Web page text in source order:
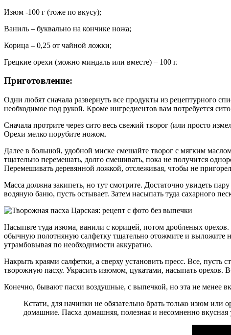
Изюм -100 г (тоже по вкусу);
Ваниль – буквально на кончике ножа;
Корица – 0,25 от чайной ложки;
Грецкие орехи (можно миндаль или вместе) – 100 г.
Приготовление:
Одни любят сначала развернуть все продукты из рецептурного
необходимое под рукой. Кроме ингредиентов вам потребуется
Сначала протрите через сито весь свежий творог (или просто
Орехи мелко порубите ножом.
Далее в большой, удобной миске смешайте творог с мягким
тщательно перемешать, долго смешивать, пока не получится
Перемешивать деревянной ложкой, отслеживая, чтобы не
Масса должна закипеть, но тут смотрите. Достаточно увидеть
водяную баню, пусть остывает. Затем насыпать туда сахарного
Насыпьте туда изюма, ванили с корицей, потом дробленых
обычную полотняную салфетку тщательно отожмите и выложите
утрамбовывая по необходимости аккуратно.
Накрыть краями салфетки, а сверху установить пресс. Все,
творожную пасху. Украсить изюмом, цукатами, насыпать орехов.
Конечно, бывают пасхи воздушные, с выпечкой, но эта не менее
Кстати, для начинки не обязательно брать только изюм
домашние. Пасха домашняя, полезная и несомненно вкусная